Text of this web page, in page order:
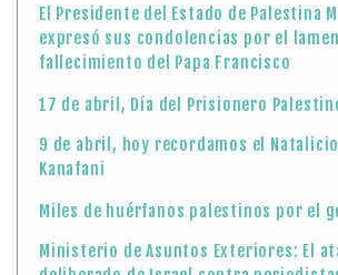
El Presidente del Estado de Palestina
expresó sus condolencias por el
fallecimiento del Papa Francisco
17 de abril, Día del Prisionero
9 de abril, hoy recordamos el Natalicio
Kanafani
Miles de huérfanos palestinos por el
Ministerio de Asuntos Exteriores: El